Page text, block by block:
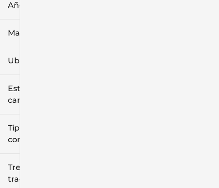
Año
Marca
Ubicación
Estilo de
carrocería
Tipo de
combustible
Tren de
tracción